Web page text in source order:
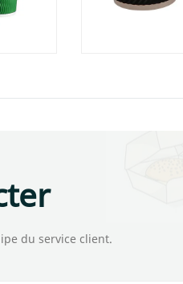
du service client.